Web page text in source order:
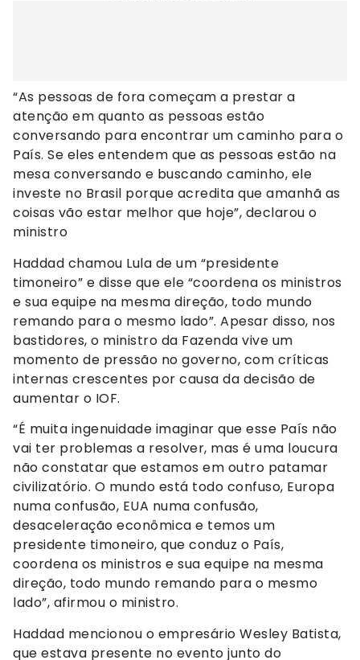
“As pessoas de fora começam a prestar a
atenção em quanto as pessoas estão
conversando para encontrar um caminho para o
País. Se eles entendem que as pessoas estão na
mesa conversando e buscando caminho, ele
investe no Brasil porque acredita que amanhã as
coisas vão estar melhor que hoje”, declarou o
ministro
Haddad chamou Lula de um “presidente
timoneiro” e disse que ele “coordena os ministros
e sua equipe na mesma direção, todo mundo
remando para o mesmo lado”. Apesar disso, nos
bastidores, o ministro da Fazenda vive um
momento de pressão no governo, com críticas
internas crescentes por causa da decisão de
aumentar o IOF.
“É muita ingenuidade imaginar que esse País não
vai ter problemas a resolver, mas é uma loucura
não constatar que estamos em outro patamar
civilizatório. O mundo está todo confuso, Europa
numa confusão, EUA numa confusão,
desaceleração econômica e temos um
presidente timoneiro, que conduz o País,
coordena os ministros e sua equipe na mesma
direção, todo mundo remando para o mesmo
lado”, afirmou o ministro.
Haddad mencionou o empresário Wesley Batista,
que estava presente no evento junto do